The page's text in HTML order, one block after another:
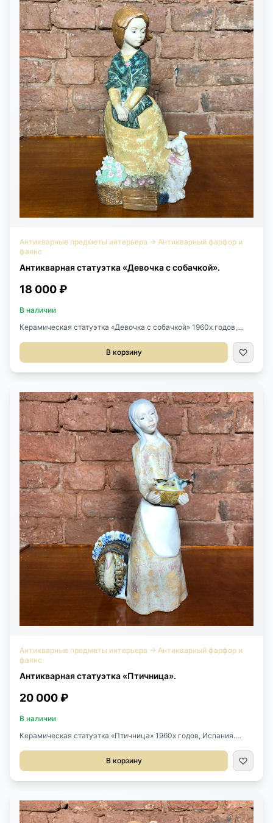
Антикварные предметы интерьера → Антикварный фарфор и
фаянс
Антикварная статуэтка «Девочка с собачкой».
18 000 ₽
В наличии
Керамическая статуэтка «Девочка с собачкой» 1960х годов,
В корзину
Антикварные предметы интерьера → Антикварный фарфор и
фаянс
Антикварная статуэтка «Птичница».
20 000 ₽
В наличии
Керамическая статуэтка «Птичница» 1960х годов, Испания.
В корзину